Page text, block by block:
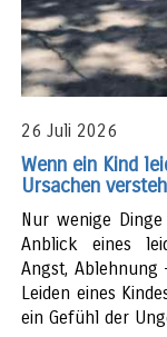
26 Juli 2026
Wenn ein Kind
Ursachen
Nur wenige
Anblick eines
Angst,
Leiden eines
ein Gefühl der